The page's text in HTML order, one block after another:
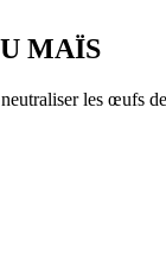
MAÏS
les œufs